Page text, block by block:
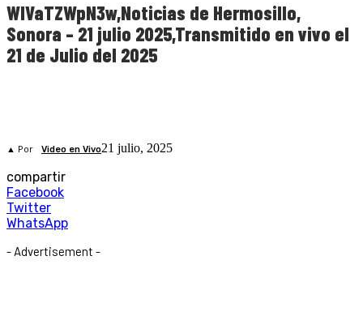
WlVaTZWpN3w,Noticias de Hermosillo,
Sonora – 21 julio 2025,Transmitido en vivo el
21 de Julio del 2025
▲ Por Video en Vivo21 julio, 2025
compartir
Facebook
Twitter
WhatsApp
- Advertisement -